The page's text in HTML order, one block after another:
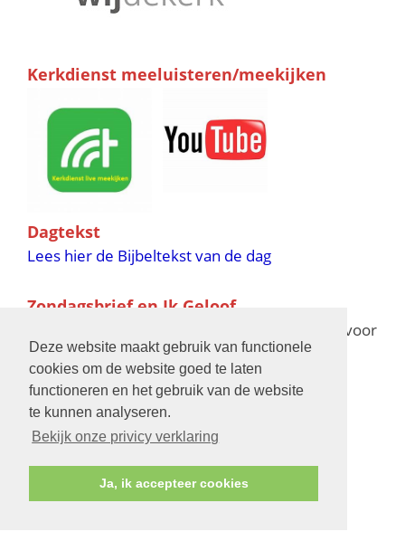
Deze website maakt gebruik van functionele
cookies om de website goed te laten
functioneren en het gebruik van de website
te kunnen analyseren.
Bekijk onze privicy verklaring
Ja, ik accepteer cookies
Kerkdienst meeluisteren/meekijken
Dagtekst
Lees hier de Bijbeltekst van de dag
Zondagsbrief en Ik Geloof
voor
de verschijningsdata in 2025 en 2026
Bijbelschool